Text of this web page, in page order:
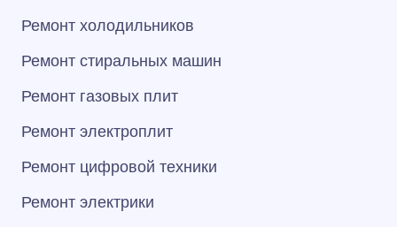
Ремонт холодильников
Ремонт стиральных машин
Ремонт газовых плит
Ремонт электроплит
Ремонт цифровой техники
Ремонт электрики